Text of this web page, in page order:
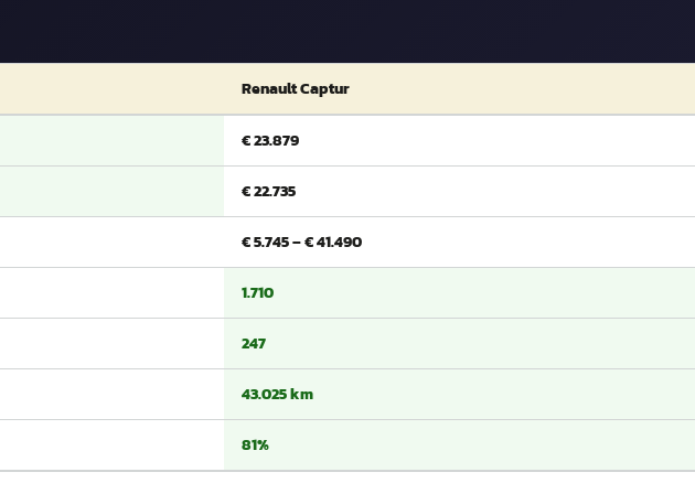
Renault Captur
€ 23.879
€ 22.735
€ 5.745 – € 41.490
1.710
247
43.025 km
81%